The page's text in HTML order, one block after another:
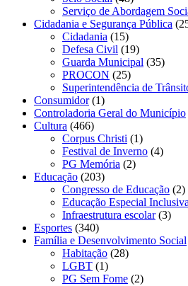
Serviço de Abordagem
Cidadania e Segurança Pública
Cidadania (15)
Defesa Civil (19)
Guarda Municipal (35)
PROCON (25)
Superintendência de
Consumidor(1)
Controladoria Geral do Município
Cultura (466)
Corpus Christi (1)
Festival de Inverno (4)
PG Memória (2)
Educação (203)
Congresso de Educação (2)
Educação Especial Inclusiva
Infraestrutura escolar(3)
Esportes (340)
Família e Desenvolvimento Social
Habitação (28)
LGBT (1)
PG Sem Fome (2)